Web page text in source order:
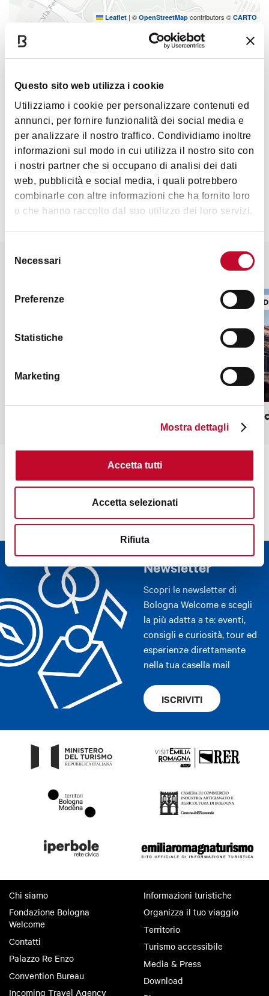
Questo sito web utilizza i cookie
Utilizziamo i cookie per personalizzare contenuti ed
annunci, per fornire funzionalità dei social media e
per analizzare il nostro traffico. Condividiamo inoltre
informazioni sul modo in cui utilizza il nostro sito con
i nostri partner che si occupano di analisi dei dati
web, pubblicità e social media, i quali potrebbero
combinarle con altre informazioni che ha fornito loro
o che hanno raccolto dal suo utilizzo dei loro servizi.
delNecessari
Preferenze
Statistiche
Marketing
Mostra dettagli
Accetta tutti
Accetta selezionati
Rifiuta
Leaflet | © OpenStreetMap contributors © CARTO
Al Cambio
Via Stalingrado, 150
COME ARRIVARE
Contatti
Potrebbe interessarti anche
EDIFICI RELIGIOSI TORRI,
Newsletter
Scopri le newsletter di
Bologna Welcome e scegli
la più adatta a te: eventi,
consigli e curiosità, tour ed
esperienze direttamente
nella tua casella mail
ISCRIVITI
Chi siamo
Fondazione Bologna
Welcome
Contatti
Palazzo Re Enzo
Convention Bureau
Incoming Travel Agency
Informazioni turistiche
Organizza il tuo viaggio
Territorio
Turismo accessibile
Media & Press
Download